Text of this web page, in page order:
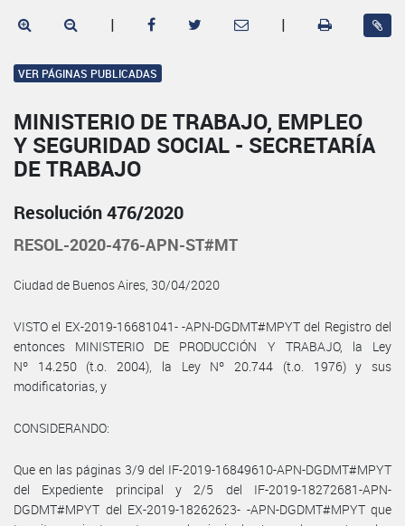
| |
VER PÁGINAS PUBLICADAS
MINISTERIO DE TRABAJO, EMPLEO
Y SEGURIDAD SOCIAL - SECRETARÍA
DE TRABAJO
Resolución 476/2020
RESOL-2020-476-APN-ST#MT
Ciudad de Buenos Aires, 30/04/2020
VISTO el EX-2019-16681041- -APN-DGDMT#MPYT del Registro del
entonces MINISTERIO DE PRODUCCIÓN Y TRABAJO, la Ley
Nº 14.250 (t.o. 2004), la Ley Nº 20.744 (t.o. 1976) y sus
modificatorias, y
CONSIDERANDO:
Que en las páginas 3/9 del IF-2019-16849610-APN-DGDMT#MPYT
del Expediente principal y 2/5 del IF-2019-18272681-APN-
DGDMT#MPYT del EX-2019-18262623- -APN-DGDMT#MPYT que